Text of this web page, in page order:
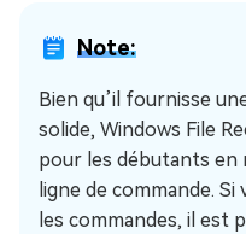
Note:
Bien qu’il fournisse
solide, Windows File
pour les débutants en
ligne de commande.
les commandes, il est